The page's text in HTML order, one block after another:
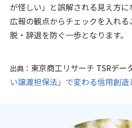
が怪しい」と誤解される見え方
広報の観点からチェックを入れ
脱・辞退を防ぐ一歩となります。
出典： 東京商工リサーチ TSRデー
い譲渡担保法」で変わる信用創